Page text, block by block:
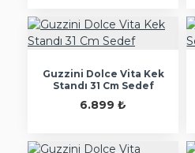
Guzzini Dolce Vita Kek
Standı 31 Cm Sedef
6.899 ₺